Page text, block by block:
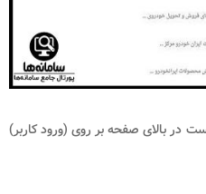
در بالای صفحه بر روی (ورود کاربر)